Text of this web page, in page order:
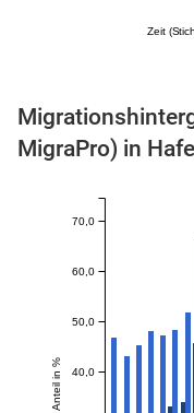
(Mikrozensus)
Zeit
MigraPro) in
Anteil in % 40,0
50,0
60,0
70,0